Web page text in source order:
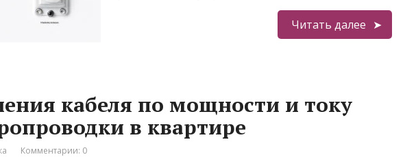
Читать далее
кабеля по мощности и току
в квартире
Комментарии: 0